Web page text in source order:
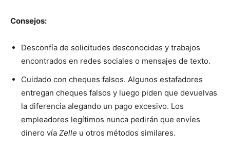
Consejos:
Desconfía de solicitudes desconocidas y trabajos
encontrados en redes sociales o mensajes de texto.
Cuidado con cheques falsos. Algunos estafadores
entregan cheques falsos y luego piden que devuelvas
la diferencia alegando un pago excesivo. Los
empleadores legítimos nunca pedirán que envíes
dinero vía Zelle u otros métodos similares.